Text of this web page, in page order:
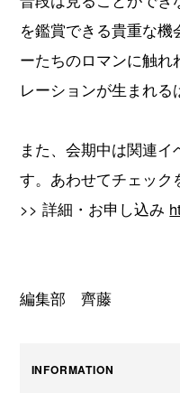
を鑑賞できる貴重な
ーたちのロマンに触
レーションが生まれる
また、会期中は関連イ
す。あわせてチェック
>> 詳細・お申し込み
編集部 齊藤
INFORMATION